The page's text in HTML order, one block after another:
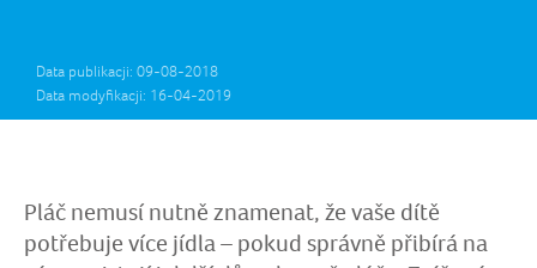
Data publikacji: 09-08-2018
Data modyfikacji: 16-04-2019
Pláč nemusí nutně znamenat, že vaše dítě
potřebuje více jídla – pokud správně přibírá na